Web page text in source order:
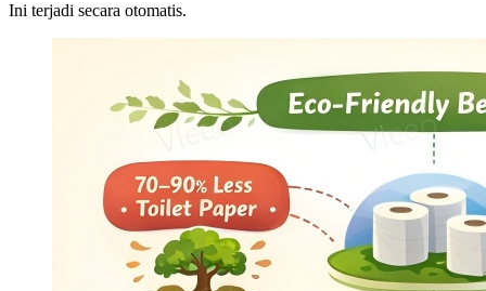
Ini terjadi secara otomatis.